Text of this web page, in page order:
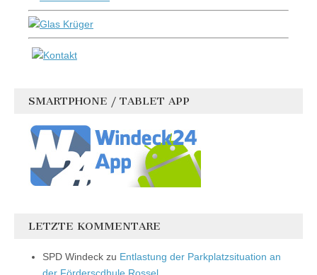
SMARTPHONE / TABLET APP
LETZTE KOMMENTARE
SPD Windeck zu Entlastung der Parkplatzsituation an